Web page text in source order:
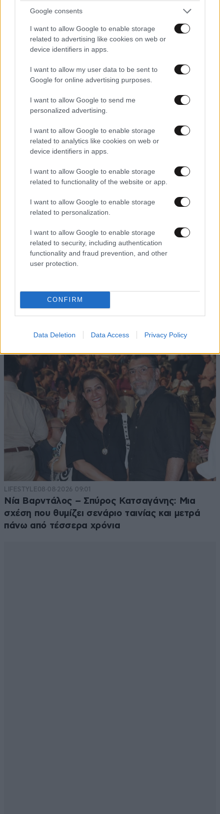
Google consents
I want to allow Google to enable storage
related to advertising like cookies on web or
device identifiers in apps.
I want to allow my user data to be sent to
Google for online advertising purposes.
I want to allow Google to send me
personalized advertising.
I want to allow Google to enable storage
related to analytics like cookies on web or
device identifiers in apps.
I want to allow Google to enable storage
related to functionality of the website or app.
I want to allow Google to enable storage
related to personalization.
I want to allow Google to enable storage
related to security, including authentication
functionality and fraud prevention, and other
user protection.
CONFIRM
Data Deletion Data Access Privacy Policy
θα αυξήσει και τα προβλήματα υγείας που προκαλεί.
Απαντήστε
Nv 26·04·2020 16:05
ΕΠΙΣΗΣ ΣΕ ΣΤΡΑΤΗΓΙΚΑ ΣΗΜΕΙΑ ΤΟΥ ΣΠΙΤΙΟΥ,
ΤΟΠΟΘΕΤΕΙΣ ΣΟΥΡΩΤΗΡΙΑ ΓΙΑ ΤΑ ΜΑΚΑΡΟΝΙΑ, ΓΙΑ
ΝΑ ΣΟΥΡΩΝΕΙ ΤΟ ΣΗΜΑ.
Απαντήστε
Eσεις το αλουμινοχαρτο το βαζετε στη ντουλαμα με
τα μαλλινα?
LIFESTYLE08·08·2026 09:01
Νία Βαρντάλος – Σπύρος Κατσαγάνης: Μια
σχέση που θυμίζει σενάριο ταινίας και μετρά
πάνω από τέσσερα χρόνια